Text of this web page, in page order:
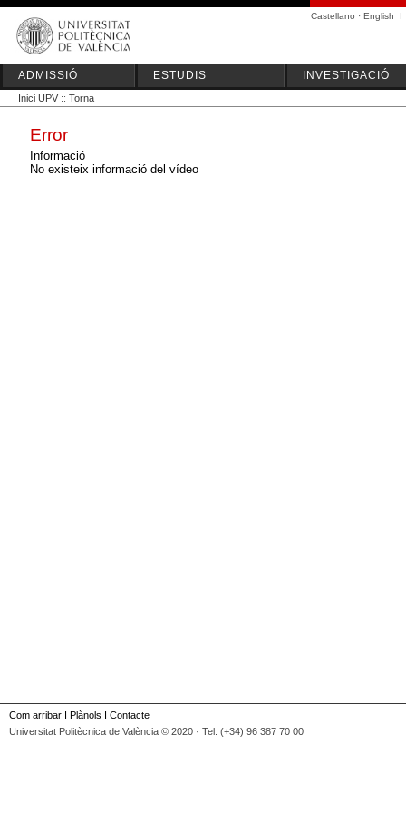
Castellano · English I
ADMISSIÓ ESTUDIS INVESTIGACIÓ
Inici UPV :: Torna
Error
Informació
No existeix informació del vídeo
Com arribar I Plànols I Contacte
Universitat Politècnica de València © 2020 · Tel. (+34) 96 387 70 00